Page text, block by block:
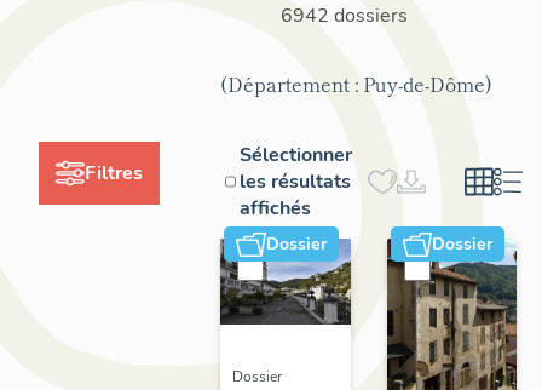
Filtres
6942 dossiers
(Département : Puy-de-Dôme)
Sélectionner
les résultats
affichés
Dossier
Dossier
Dossier